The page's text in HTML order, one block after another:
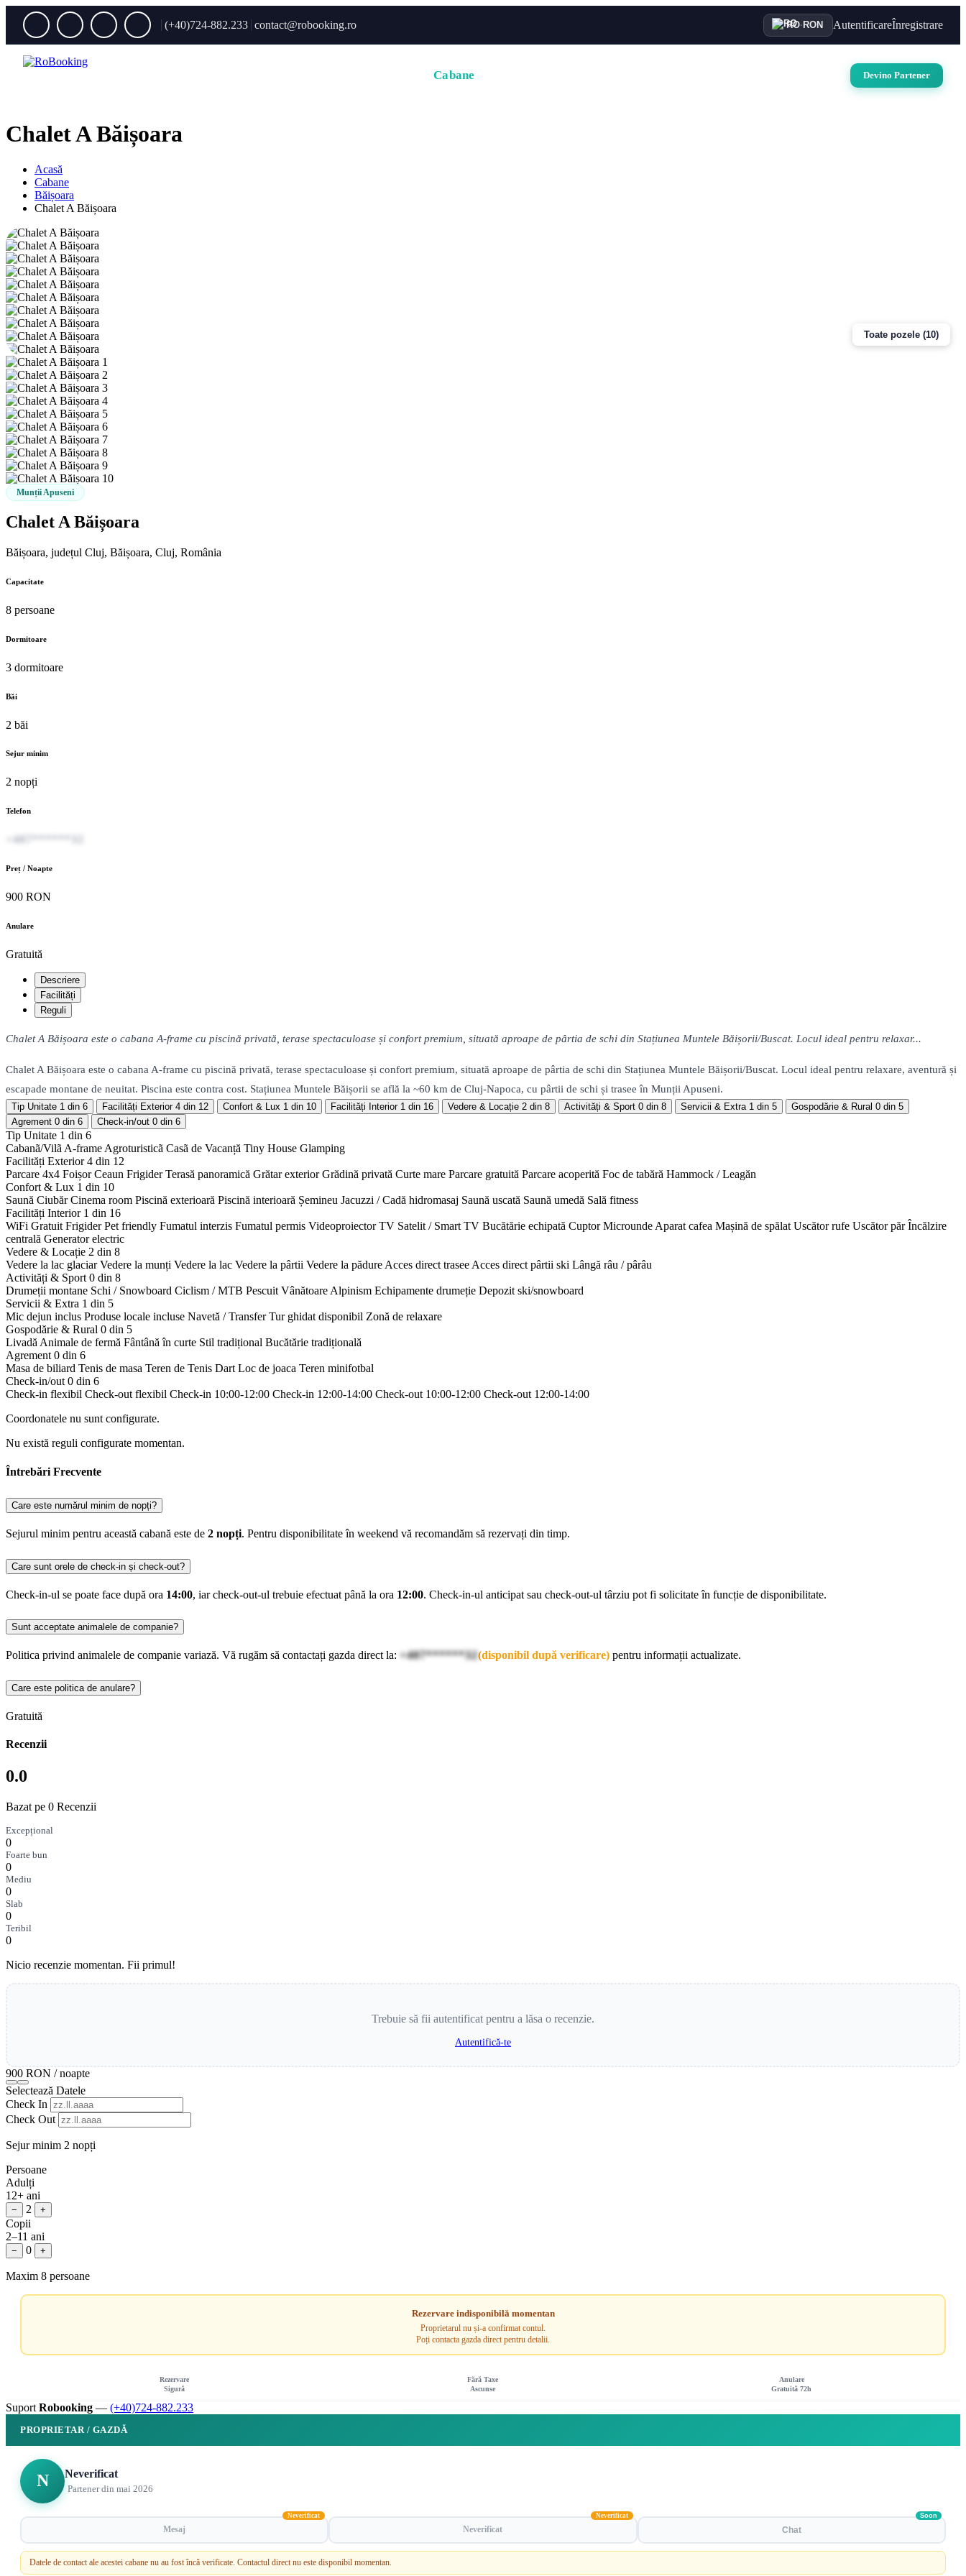
(+40)724-882.233 contact@robooking.ro RO· RON AutentificareÎnregistrare
Cabane Devino Partener
Chalet A Băișoara
Acasă
Cabane
Băișoara
Chalet A Băișoara
Toate pozele (10)
Munții Apuseni
Chalet A Băișoara
Băișoara, județul Cluj, Băișoara, Cluj, România
Capacitate
8 persoane
Dormitoare
3 dormitoare
Băi
2 băi
Sejur minim
2 nopți
Telefon
+407******32
Preț / Noapte
900 RON
Anulare
Gratuită
Descriere
Facilități
Reguli
Chalet A Băișoara este o cabana A-frame cu piscină privată, terase spectaculoase și confort premium, situată aproape de pârtia de schi din Stațiunea Muntele Băișorii/Buscat. Locul ideal pentru relaxar...
Chalet A Băișoara este o cabana A-frame cu piscină privată, terase spectaculoase și confort premium, situată aproape de pârtia de schi din Stațiunea Muntele Băișorii/Buscat. Locul ideal pentru relaxare, aventură și
escapade montane de neuitat. Piscina este contra cost. Stațiunea Muntele Băișorii se află la ~60 km de Cluj-Napoca, cu pârtii de schi și trasee în Munții Apuseni.
Tip Unitate 1 din 6 Facilități Exterior 4 din 12 Confort & Lux 1 din 10 Facilități Interior 1 din 16 Vedere & Locație 2 din 8 Activități & Sport 0 din 8 Servicii & Extra 1 din 5 Gospodărie & Rural 0 din 5
Agrement 0 din 6 Check-in/out 0 din 6
Tip Unitate 1 din 6
Cabanã/Vilã A-frame Agroturisticã Casã de Vacanță Tiny House Glamping
Facilități Exterior4 din 12
Parcare 4x4 Foișor Ceaun Frigider Terasă panoramică Grătar exterior Grădină privată Curte mare Parcare gratuită Parcare acoperită Foc de tabără Hammock / Leagăn
Confort & Lux 1 din 10
Saună Ciubăr Cinema room Piscină exterioară Piscină interioară Șemineu Jacuzzi / Cadă hidromasaj Saună uscată Saună umedă Sală fitness
Facilități Interior 1 din 16
WiFi Gratuit Frigider Pet friendly Fumatul interzis Fumatul permis Videoproiector TV Satelit / Smart TV Bucătărie echipată Cuptor Microunde Aparat cafea Mașină de spălat Uscător rufe Uscător păr Încălzire
centrală Generator electric
Vedere & Locație 2 din 8
Vedere la lac glaciar Vedere la munți Vedere la lac Vedere la pârtii Vedere la pădure Acces direct trasee Acces direct pârtii ski Lângă râu / pârâu
Activități & Sport 0 din 8
Drumeții montane Schi / Snowboard Ciclism / MTB Pescuit Vânătoare Alpinism Echipamente drumeție Depozit ski/snowboard
Servicii & Extra 1 din 5
Mic dejun inclus Produse locale incluse Navetă / Transfer Tur ghidat disponibil Zonă de relaxare
Gospodărie & Rural 0 din 5
Livadă Animale de fermă Fântână în curte Stil tradițional Bucătărie tradițională
Agrement 0 din 6
Masa de biliard Tenis de masa Teren de Tenis Dart Loc de joaca Teren minifotbal
Check-in/out 0 din 6
Check-in flexibil Check-out flexibil Check-in 10:00-12:00 Check-in 12:00-14:00 Check-out 10:00-12:00 Check-out 12:00-14:00
Coordonatele nu sunt configurate.
Nu există reguli configurate momentan.
Întrebări Frecvente
Care este numărul minim de nopți?
Sejurul minim pentru această cabană este de 2 nopți. Pentru disponibilitate în weekend vă recomandăm să rezervați din timp.
Care sunt orele de check-in și check-out?
Check-in-ul se poate face după ora 14:00, iar check-out-ul trebuie efectuat până la ora 12:00. Check-in-ul anticipat sau check-out-ul târziu pot fi solicitate în funcție de disponibilitate.
Sunt acceptate animalele de companie?
Politica privind animalele de companie variază. Vă rugăm să contactați gazda direct la: +407******32(disponibil după verificare) pentru informații actualizate.
Care este politica de anulare?
Gratuită
Recenzii
0.0
Bazat pe 0 Recenzii
Excepțional
0
Foarte bun
0
Mediu
0
Slab
0
Teribil
0
Nicio recenzie momentan. Fii primul!
Trebuie să fii autentificat pentru a lăsa o recenzie.
Autentifică-te
900 RON / noapte
Selectează Datele
Check In
Check Out
Sejur minim 2 nopți
Persoane
Adulți
12+ ani
− 2 +
Copii
2–11 ani
− 0 +
Maxim 8 persoane
Rezervare indisponibilă momentan
Proprietarul nu și-a confirmat contul.
Poți contacta gazda direct pentru detalii.
Rezervare
Sigură
Fără Taxe
Ascunse
Anulare
Gratuită 72h
Suport Robooking — (+40)724-882.233
PROPRIETAR / GAZDĂ
N Neverificat
Partener din mai 2026
Mesaj
Neverificat
Neverificat
Neverificat
Chat
Soon
Datele de contact ale acestei cabane nu au fost încă verificate. Contactul direct nu este disponibil momentan.